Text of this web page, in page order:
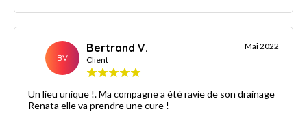
BV
Bertrand V.
Client
Mai 2022
Un lieu unique !. Ma compagne a été ravie de son drainage
Renata elle va prendre une cure !